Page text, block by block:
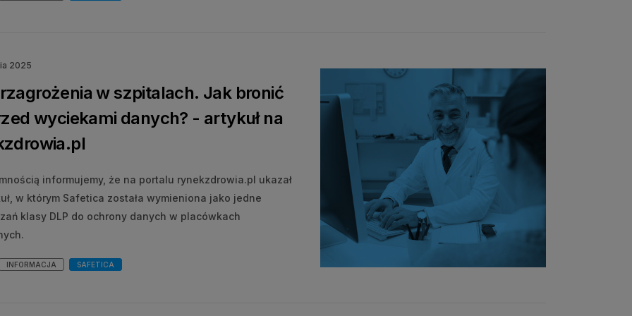
2025
w szpitalach. Jak bronić
wyciekami danych? - artykuł na
informujemy, że na portalu rynekzdrowia.pl ukazał
w którym Safetica została wymieniona jako jedne
klasy DLP do ochrony danych w placówkach
INFORMACJA SAFETICA